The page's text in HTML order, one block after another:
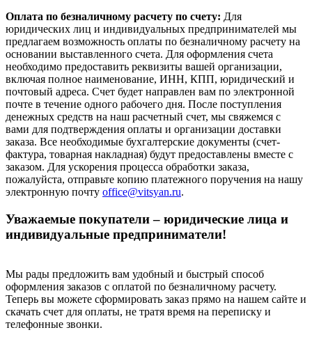
Оплата по безналичному расчету по счету: Для
юридических лиц и индивидуальных предпринимателей мы
предлагаем возможность оплаты по безналичному расчету на
основании выставленного счета. Для оформления счета
необходимо предоставить реквизиты вашей организации,
включая полное наименование, ИНН, КПП, юридический и
почтовый адреса. Счет будет направлен вам по электронной
почте в течение одного рабочего дня. После поступления
денежных средств на наш расчетный счет, мы свяжемся с
вами для подтверждения оплаты и организации доставки
заказа. Все необходимые бухгалтерские документы (счет-
фактура, товарная накладная) будут предоставлены вместе с
заказом. Для ускорения процесса обработки заказа,
пожалуйста, отправьте копию платежного поручения на нашу
электронную почту office@vitsyan.ru.
Уважаемые покупатели – юридические лица и
индивидуальные предприниматели!
Мы рады предложить вам удобный и быстрый способ
оформления заказов с оплатой по безналичному расчету.
Теперь вы можете сформировать заказ прямо на нашем сайте и
скачать счет для оплаты, не тратя время на переписку и
телефонные звонки.